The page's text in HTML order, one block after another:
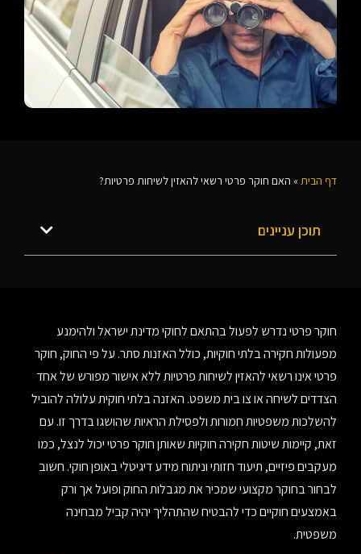
דף הבית » האם חוקר פרטי רשאי להאזין לשיחות פרטיות?
תוכן עניינים
חוקר פרטי נדרש לפעול בהתאם לחוקי מדינת ישראל ולהימנע
מפעולות חקירה בלתי חוקיות, כולל האזנות סתר. על פי החוק, חוקר
פרטי אינו רשאי להאזין לשיחות פרטיות ללא אישור מפורש של אחד
הצדדים לשיחה או צו בית משפט. האזנה בלתי חוקית עלולה להוביל
להשלכות משפטיות חמורות ולפסילת הראיות שהושגו בדרך זו. עם
זאת, קיימות שיטות חקירה חוקיות שאותן חוקר פרטי יכול לנצל, כמו
מעקבים פיזיים, תיעוד חזותי וניתוח מידע דיגיטלי באופן חוקי. חשוב
לבחור בחוקר מקצועי שמכיר את מגבלות החוק ופועל אך ורק
באמצעים חוקיים כדי להבטיח שהתהליך יהיה קביל מבחינה
משפטית.